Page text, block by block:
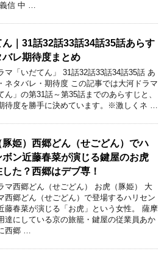
信 中 …
ん｜31話32話33話34話35話あらす
バレ期待度まとめ
マ「いだてん」 31話32話33話34話35話 あ
ネタバレ・期待度 この記事では大河ドラマ
ん」の第31話～第35話までのあらすじと、
待度を勝手に決めています。※激しくネ …
豚姫）西郷どん（せごどん）でハ
ボン近藤春菜が演じる鍵屋のお虎
た？西郷はデブ専！
マ西郷どん（せごどん） お虎（豚姫） 大
西郷どん（せごどん）で登場するハリセン
藤春菜が演じる「お虎」という女性。 薩摩
達にしている京の旅籠・鍵屋の従業員あか
西郷 …